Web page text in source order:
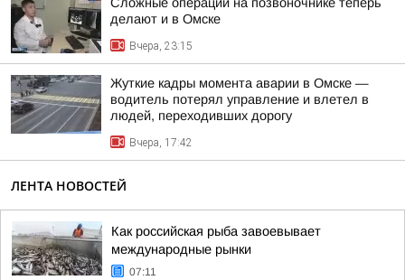
делают и в Омске
Вчера, 23:15
Жуткие кадры момента аварии в Омске —
водитель потерял управление и влетел в
людей, переходивших дорогу
Вчера, 17:42
ЛЕНТА НОВОСТЕЙ
Как российская рыба завоевывает
международные рынки
07:11